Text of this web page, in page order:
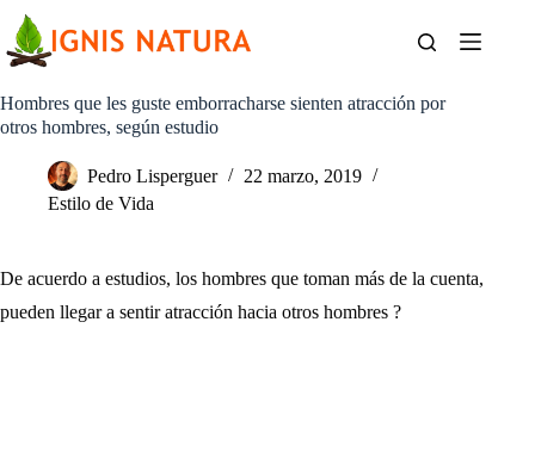
contenido
Hombres que les guste emborracharse sienten atracción por
otros hombres, según estudio
Pedro Lisperguer
22 marzo, 2019
Estilo de Vida
De acuerdo a estudios, los hombres que toman más de la cuenta,
pueden llegar a sentir atracción hacia otros hombres ?